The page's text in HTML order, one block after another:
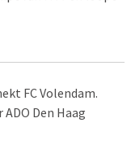
FC Volendam.
Den Haag